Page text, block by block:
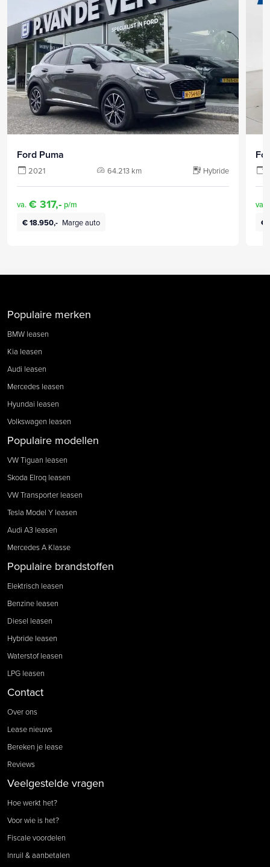
Ford Puma
2021 64.213 km Hybride
va. € 317,- p/m
€ 18.950,- Marge auto
va.
€
Populaire merken
BMW leasen
Kia leasen
Audi leasen
Mercedes leasen
Hyundai leasen
Volkswagen leasen
Populaire modellen
VW Tiguan leasen
Skoda Elroq leasen
VW Transporter leasen
Tesla Model Y leasen
Audi A3 leasen
Mercedes A Klasse
Populaire brandstoffen
Elektrisch leasen
Benzine leasen
Diesel leasen
Hybride leasen
Waterstof leasen
LPG leasen
Contact
Over ons
Lease nieuws
Bereken je lease
Reviews
Veelgestelde vragen
Hoe werkt het?
Voor wie is het?
Fiscale voordelen
Inruil & aanbetalen